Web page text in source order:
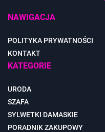
NAWIGACJA
POLITYKA PRYWATNOŚCI
KONTAKT
KATEGORIE
URODA
SZAFA
SYLWETKI DAMASKIE
PORADNIK ZAKUPOWY